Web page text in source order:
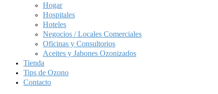
Hogar
Hospitales
Hoteles
Negocios / Locales Comerciales
Oficinas y Consultorios
Aceites y Jabones Ozonizados
Tienda
Tips de Ozono
Contacto